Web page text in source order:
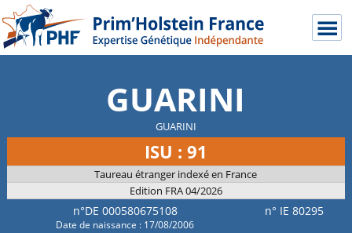
GUARINI
GUARINI
ISU : 91
Taureau étranger indexé en France
Edition FRA 04/2026
n°DE 000580675108 n° IE 80295
Date de naissance : 17/08/2006